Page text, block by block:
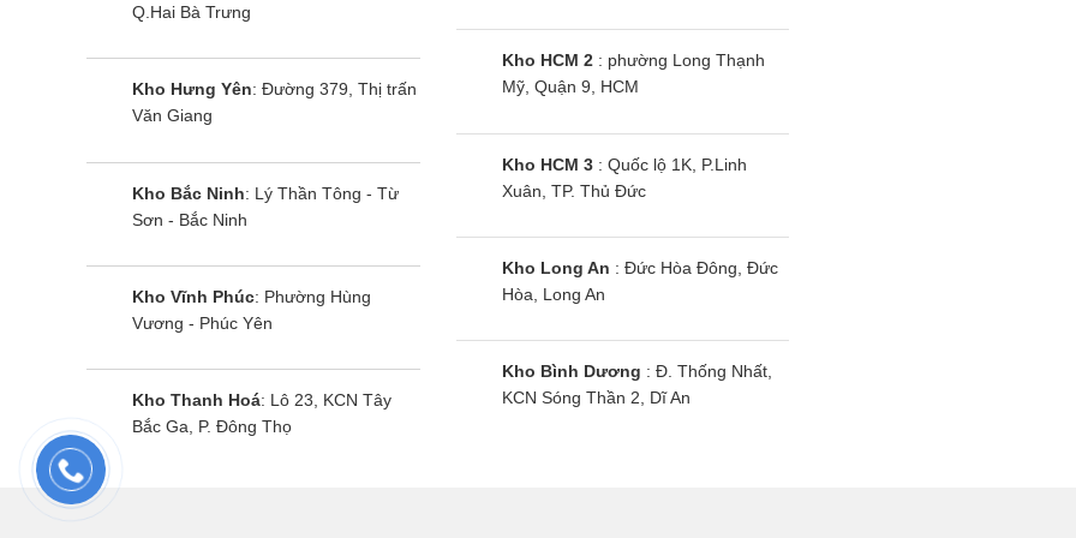
Xây dựng showroom.
Hao mòn sản phẩm trưng bày.
Chính vì thế, chúng tôi có thể đưa các sản phẩm
1.3. Cam kết bán hàng
Toàn bộ các sản phẩm bếp từ do chúng tôi phân phối đều
Chúng tôi cam kết rằng:
Q.Hai Bà Trưng
Kho Hưng Yên: Đường 379, Thị trấn
Văn Giang
Kho Bắc Ninh: Lý Thần Tông - Từ
Sơn - Bắc Ninh
Kho Vĩnh Phúc: Phường Hùng
Vương - Phúc Yên
Kho Thanh Hoá: Lô 23, KCN Tây
Bắc Ga, P. Đông Thọ
Kho HCM 2: phường Long Thạnh
Mỹ, Quận 9, HCM
Kho HCM 3: Quốc lộ 1K, P.Linh
Xuân, TP. Thủ Đức
Kho Long An : Đức Hòa Đông, Đức
Hòa, Long An
Kho Bình Dương : Đ. Thống Nhất,
KCN Sóng Thần 2, Dĩ An